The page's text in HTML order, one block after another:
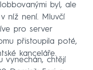
byl, ale
níž není. Mluvčí
pro server
přistoupila poté,
kanceláře.
vynechán, chtějí